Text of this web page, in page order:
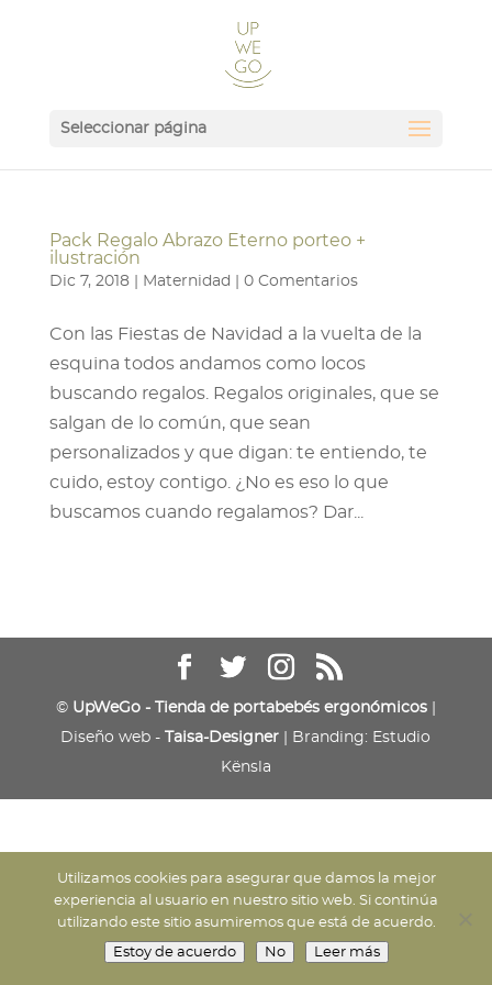
Seleccionar página
Pack Regalo Abrazo Eterno porteo +
ilustración
Dic 7, 2018| Maternidad 0 Comentarios
Con las Fiestas de Navidad a la vuelta de la
esquina todos andamos como locos
buscando regalos. Regalos originales, que se
salgan de lo común, que sean
personalizados y que digan: te entiendo, te
cuido, estoy contigo. ¿No es eso lo que
buscamos cuando regalamos? Dar...
© UpWeGo - Tienda de portabebés ergonómicos|
Diseño web -
Taisa-Designer | Branding: Estudio
Kënsla
Utilizamos cookies para asegurar que damos la mejor
experiencia al usuario en nuestro sitio web. Si continúa
utilizando este sitio asumiremos que está de acuerdo.
Estoy de acuerdo No Leer más